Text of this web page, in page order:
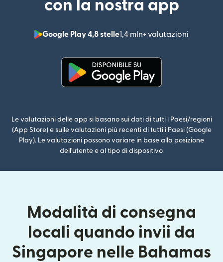
con la nostra app
Google Play 4,8 stelle1,4 mln+ valutazioni
Le valutazioni delle app si basano sui dati di tutti i Paesi/regioni
(App Store) e sulle valutazioni più recenti di tutti i Paesi (Google
Play). Le valutazioni possono variare in base alla posizione
dell'utente e al tipo di dispositivo.
Modalità di consegna
locali quando invii da
Singapore nelle Bahamas